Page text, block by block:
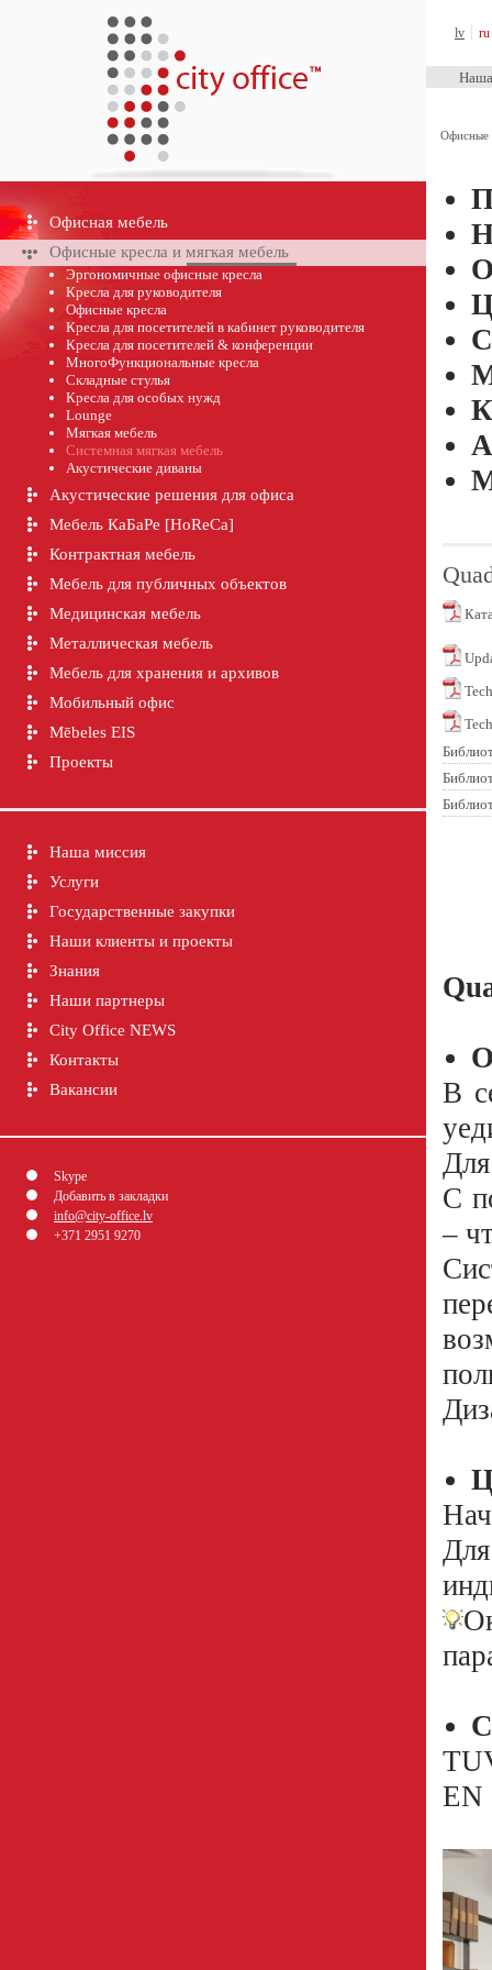
lv ru
Офисные
Офисная мебель
Офисные кресла и мягкая мебель
Эргономичные офисные кресла
Кресла для руководителя
Офисные кресла
Кресла для посетителей в кабинет руководителя
Кресла для посетителей & конференции
МногоФункциональные кресла
Складные стулья
Кресла для особых нужд
Lounge
Мягкая мебель
Системная мягкая мебель
Акустические диваны
Акустические решения для офиса
Мебель КаБаРе [HoReCa]
Контрактная мебель
Мебель для публичных объектов
Медицинская мебель
Металлическая мебель
Мебель для хранения и архивов
Мобильный офис
Mēbeles EIS
Проекты
Наша миссия
Услуги
Государственные закупки
Наши клиенты и проекты
Знания
Наши партнеры
City Office NEWS
Контакты
Вакансии
Skype
Добавить в закладки
info@city-office.lv
+371 2951 9270
В
С
–
EN